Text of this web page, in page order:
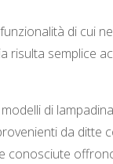
di cui
risulta semplice
di
da ditte
conosciute